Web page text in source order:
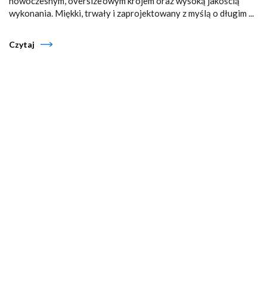
wykonania. Miękki, trwały i zaprojektowany z myślą o długim ...
Czytaj